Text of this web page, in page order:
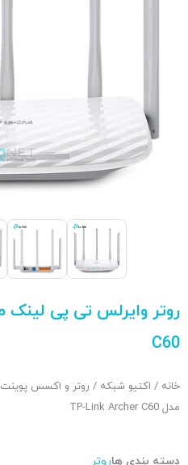
C60
خانه / اکتیو شبکه / روتر و اکسس پوینت
مدل TP-Link Archer C60
دسته بندی هاروتر